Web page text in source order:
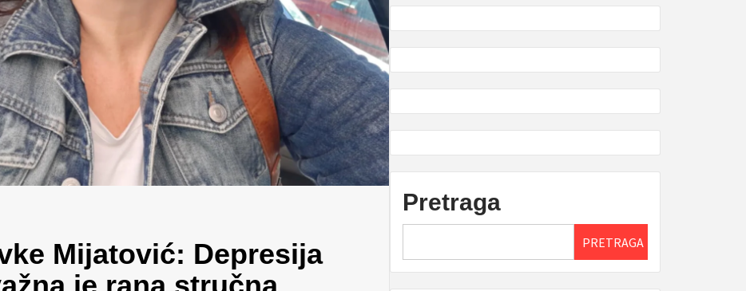
Mijatović: Depresija
Pretraga
PRETRAGA